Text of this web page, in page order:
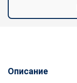
Описание